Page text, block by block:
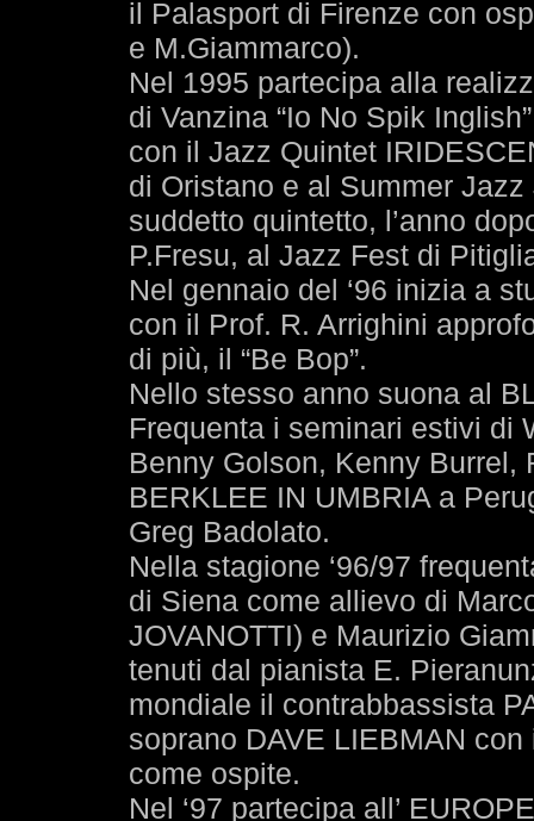
il Palasport di Firenze con
e M.Giammarco).
Nel 1995 partecipa alla
di Vanzina “Io No Spik
con il Jazz Quintet
di Oristano e al Summer
suddetto quintetto, l’anno
P.Fresu, al Jazz Fest di
Nel gennaio del ‘96 inizia a
con il Prof. R. Arrighini
di più, il “Be Bop”.
Nello stesso anno suona al
Frequenta i seminari estivi di
Benny Golson, Kenny Burrel,
BERKLEE IN UMBRIA a
Greg Badolato.
Nella stagione ‘96/97
di Siena come allievo di
JOVANOTTI) e Maurizio
tenuti dal pianista E.
mondiale il contrabbassista
soprano DAVE LIEBMAN
come ospite.
Nel ‘97 partecipa all’